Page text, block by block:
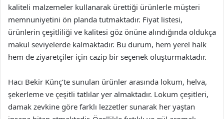
kaliteli malzemeler kullanarak ürettiği ürünlerle müşteri
memnuniyetini ön planda tutmaktadır. Fiyat listesi,
ürünlerin çeşitliliği ve kalitesi göz önüne alındığında oldukça
makul seviyelerde kalmaktadır. Bu durum, hem yerel halk
hem de ziyaretçiler için cazip bir seçenek oluşturmaktadır.
Hacı Bekir Künç’te sunulan ürünler arasında lokum, helva,
şekerleme ve çeşitli tatlılar yer almaktadır. Lokum çeşitleri,
damak zevkine göre farklı lezzetler sunarak her yaştan